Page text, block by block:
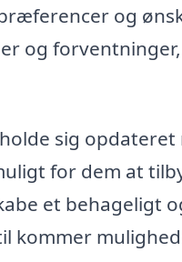
og
og
sig
for dem at
et behageligt
kommer